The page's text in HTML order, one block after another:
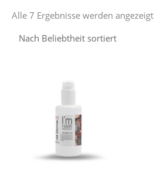
Alle 7 Ergebnisse werden angezeigt